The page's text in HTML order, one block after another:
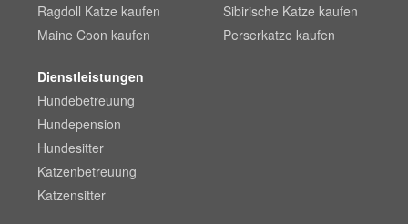
Ragdoll Katze kaufen
Maine Coon kaufen
Sibirische Katze kaufen
Perserkatze kaufen
Dienstleistungen
Hundebetreuung
Hundepension
Hundesitter
Katzenbetreuung
Katzensitter